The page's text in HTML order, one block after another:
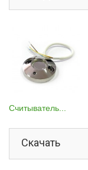
Считыватель...
Скачать